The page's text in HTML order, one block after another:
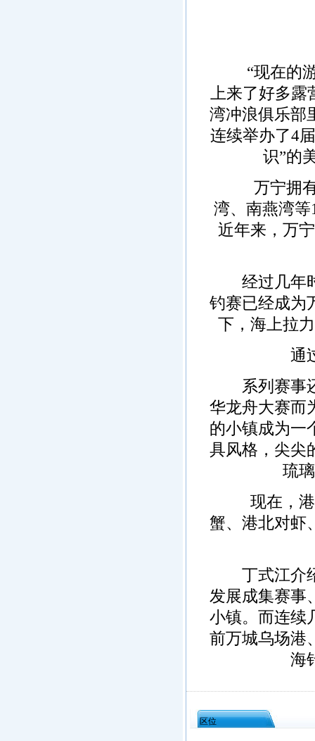
“现在的游
上来了好多
湾冲浪俱乐部
连续举办了4
识”的
万宁拥有
湾、南燕湾
近年来，万
经过几年时
钓赛已经成为
下，海上拉
通过
系列赛事还
华龙舟大赛而
的小镇成为
具风格，尖尖
琉
现在，港
蟹、港北对虾
丁式江介绍
发展成集赛事
小镇。而连续
前万城乌场港
海
区位